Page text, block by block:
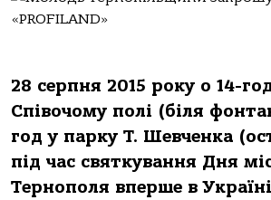
28 серпня 2015 року о 14-
Співочому полі (біля
год у парку Т. Шевченка
під час святкування Дня
Тернополя вперше в